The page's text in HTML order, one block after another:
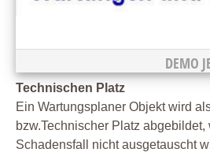
DEMO
Technischen Platz
Ein Wartungsplaner Objekt wird
bzw.Technischer Platz abgebildet,
Schadensfall nicht ausgetauscht